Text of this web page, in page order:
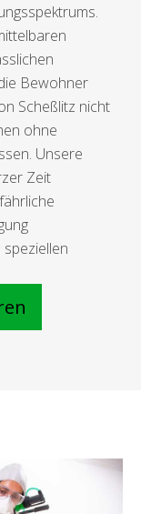
Bewohner
Scheßlitz nicht
ohne
Unsere
Zeit